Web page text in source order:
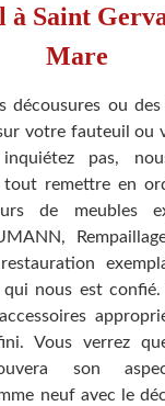
à Saint
Mare
décousures ou
votre fauteuil ou
pas,
tout remettre en
de meubles
qui nous est
Vous verrez
son
neuf avec le